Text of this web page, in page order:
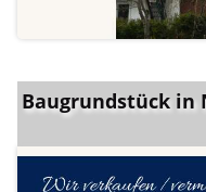
Baugrundstück in